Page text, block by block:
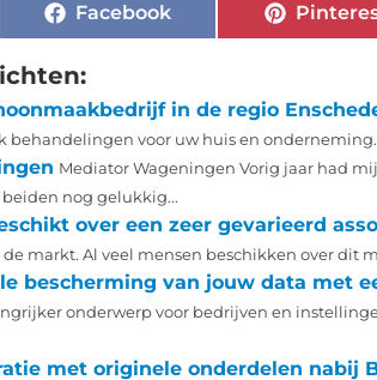
Facebook
in de regio
behandelingen voor uw huis en
Mediator Wageningen Vorig jaar had
nog gelukkig...
over een zeer gevarieerd
markt. Al veel mensen beschikken over dit
bescherming van jouw data met
onderwerp voor bedrijven en
met originele onderdelen nabij